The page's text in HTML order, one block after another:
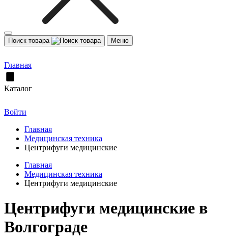
Поиск товара Меню
Главная
Каталог
Войти
Главная
Медицинская техника
Центрифуги медицинские
Главная
Медицинская техника
Центрифуги медицинские
Центрифуги медицинские в
Волгограде